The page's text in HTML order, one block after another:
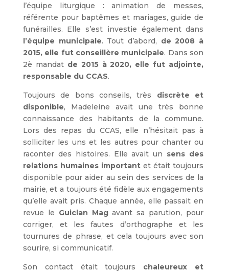
l’équipe liturgique : animation de messes,
référente pour baptêmes et mariages, guide de
funérailles. Elle s’est investie également dans
l’équipe municipale. Tout d’abord, de 2008 à
2015, elle fut conseillère municipale. Dans son
2è mandat de 2015 à 2020, elle fut adjointe,
responsable du CCAS.
Toujours de bons conseils, très discrète et
disponible, Madeleine avait une très bonne
connaissance des habitants de la commune.
Lors des repas du CCAS, elle n’hésitait pas à
solliciter les uns et les autres pour chanter ou
raconter des histoires. Elle avait un sens des
relations humaines importantet était toujours
disponible pour aider au sein des services de la
mairie, et a toujours été fidèle aux engagements
qu’elle avait pris. Chaque année, elle passait en
revue le Guiclan Magavant sa parution, pour
corriger, et les fautes d’orthographe et les
tournures de phrase, et cela toujours avec son
sourire, si communicatif.
Son contact était toujours chaleureux et